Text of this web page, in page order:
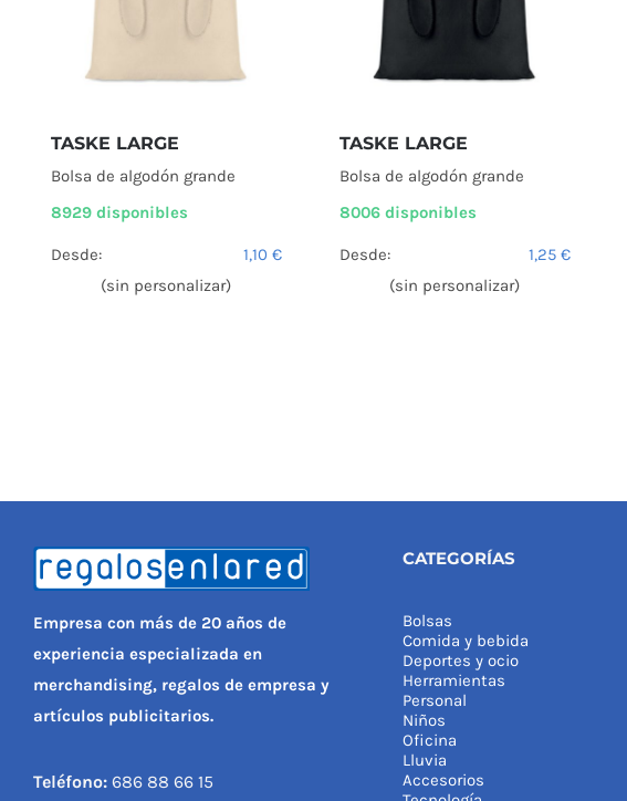
TASKE LARGE
Bolsa de algodón grande
8929 disponibles
Desde: 1,10 €
(sin personalizar)
TASKE LARGE
Bolsa de algodón grande
8006 disponibles
Desde: 1,25 €
(sin personalizar)
Empresa con más de 20 años de
experiencia especializada en
merchandising, regalos de empresa y
artículos publicitarios.
Teléfono:686 88 66 15
CATEGORÍAS
Bolsas
Comida y bebida
Deportes y ocio
Herramientas
Personal
Niños
Oficina
Lluvia
Accesorios